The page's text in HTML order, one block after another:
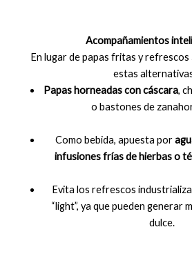
Acompañamientos
En lugar de papas fritas y refrescos
estas
Papas horneadas con cáscara,
o bastones de
Como bebida, apuesta por
infusiones frías de hierbas o
Evita los refrescos
“light”, ya que pueden generar
dulce.